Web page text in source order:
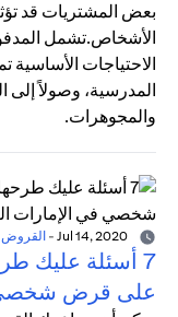
بعض المشتريات قد
الأشخاص.تشمل
الاحتياجات الأساسية
المدرسية، وصولاً إلى
والمجوهرات.
-
7 أسئلة عليك
على قرض شخصي